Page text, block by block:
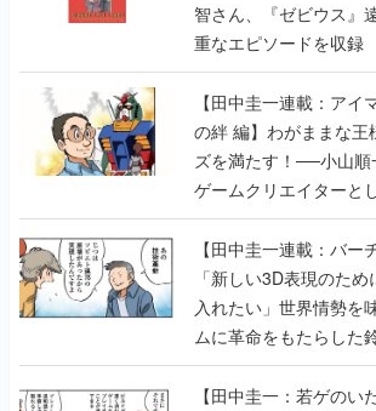
智さん、『ゼビウス』
重なエピソードを収録
【田中圭一連載：アイマ
の絆 編】わがままな王
ズを満たす！──小山順
ゲームクリエイターと
【若ゲのいたり最終回
【田中圭一連載：バー
「新しい3D表現のた
入れたい」世界情勢を
ムに革命をもたらした
のいたり】
【田中圭一：若ゲのい